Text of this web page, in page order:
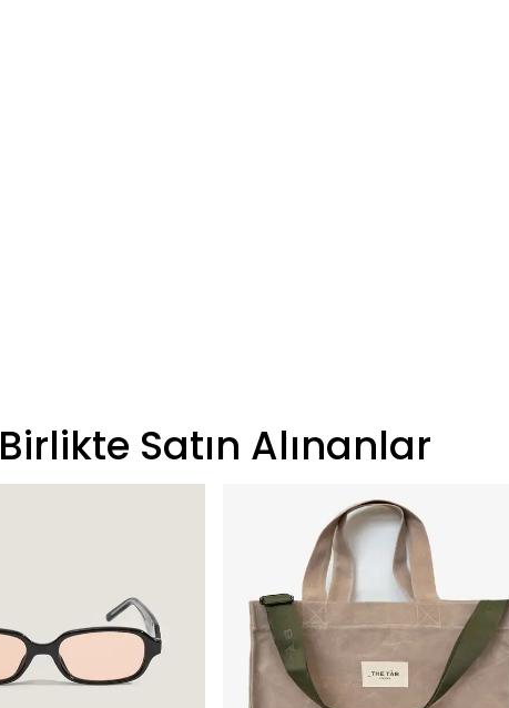
Birlikte Satın Alınanlar